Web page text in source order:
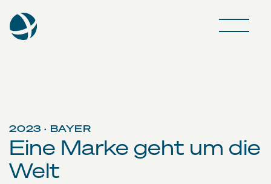
2023 · BAYER
Eine Marke geht um die
Welt